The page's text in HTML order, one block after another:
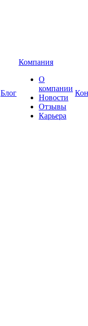
Блог
Компания
О
компании
Новости
Отзывы
Карьера